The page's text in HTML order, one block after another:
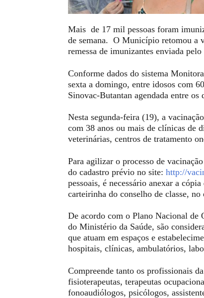
Mais de 17 mil pessoas foram
de semana. O Município retomou a
remessa de imunizantes enviada
Conforme dados do sistema
sexta a domingo, entre idosos com
Sinovac-Butantan agendada entre os
Nesta segunda-feira (19), a
com 38 anos ou mais de clínicas de
veterinárias, centros de tratamento
Para agilizar o processo de
do cadastro prévio no site: http://
pessoais, é necessário anexar a
carteirinha do conselho de classe,
De acordo com o Plano Nacional de
do Ministério da Saúde, são
que atuam em espaços e
hospitais, clínicas, ambulatórios,
Compreende tanto os profissionais
fisioterapeutas, terapeutas
fonoaudiólogos, psicólogos,